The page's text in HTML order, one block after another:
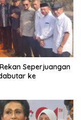
Seperjuangan
ke